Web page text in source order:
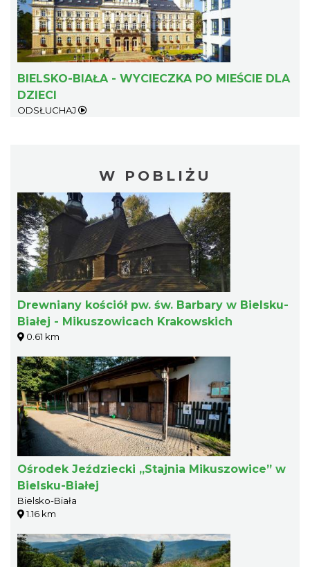
BIELSKO-BIAŁA - WYCIECZKA PO MIEŚCIE DLA
DZIECI
ODSŁUCHAJ
W POBLIŻU
Drewniany kościół pw. św. Barbary w Bielsku-
Białej - Mikuszowicach Krakowskich
0.61 km
Ośrodek Jeździecki „Stajnia Mikuszowice” w
Bielsku-Białej
Bielsko-Biała
1.16 km